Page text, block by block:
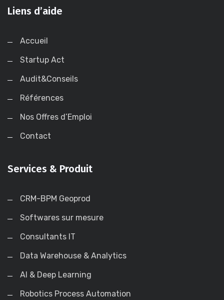
Liens d’aide
Accueil
Startup Act
Audit&Conseils
Références
Nos Offres d’Emploi
Contact
Services & Produit
CRM-BPM Geoprod
Softwares sur mesure
Consultants IT
Data Warehouse & Analytics
AI & Deep Learning
Robotics Process Automation